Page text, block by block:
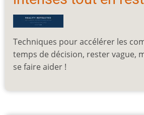
Techniques pour accélérer les
temps de décision, rester vague,
se faire aider !